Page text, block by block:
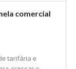
comercial
tarifária e